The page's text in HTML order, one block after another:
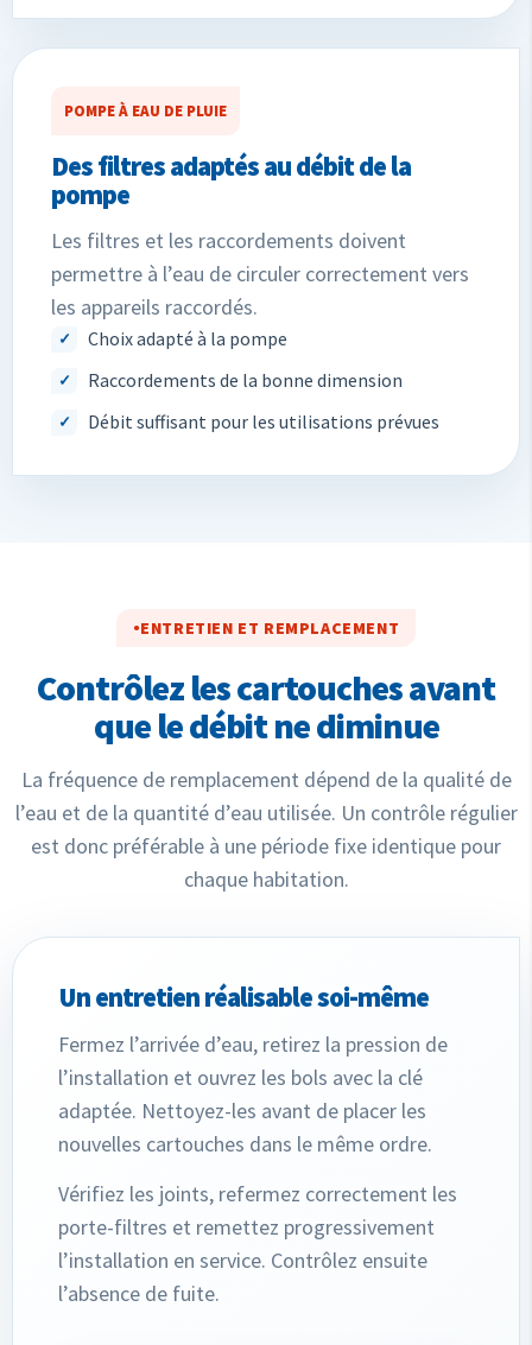
POMPE À EAU DE PLUIE
Des filtres adaptés au débit de la
pompe
Les filtres et les raccordements doivent
permettre à l’eau de circuler correctement vers
les appareils raccordés.
Choix adapté à la pompe
Raccordements de la bonne dimension
Débit suffisant pour les utilisations prévues
ENTRETIEN ET REMPLACEMENT
Contrôlez les cartouches avant
que le débit ne diminue
La fréquence de remplacement dépend de la qualité de
l’eau et de la quantité d’eau utilisée. Un contrôle régulier
est donc préférable à une période fixe identique pour
chaque habitation.
Un entretien réalisable soi-même
Fermez l’arrivée d’eau, retirez la pression de
l’installation et ouvrez les bols avec la clé
adaptée. Nettoyez-les avant de placer les
nouvelles cartouches dans le même ordre.
Vérifiez les joints, refermez correctement les
porte-filtres et remettez progressivement
l’installation en service. Contrôlez ensuite
l’absence de fuite.